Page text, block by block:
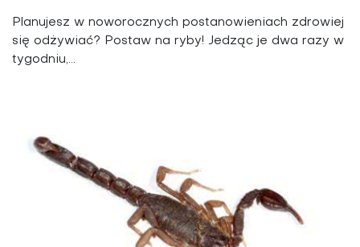
Planujesz w noworocznych postanowieniach zdrowiej
się odżywiać? Postaw na ryby! Jedząc je dwa razy w
tygodniu,...